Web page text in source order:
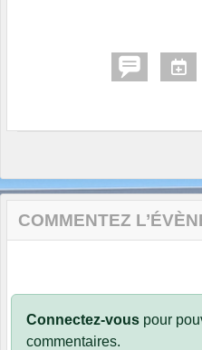
COMMENTEZ
Connectez-vous pour
commentaires.